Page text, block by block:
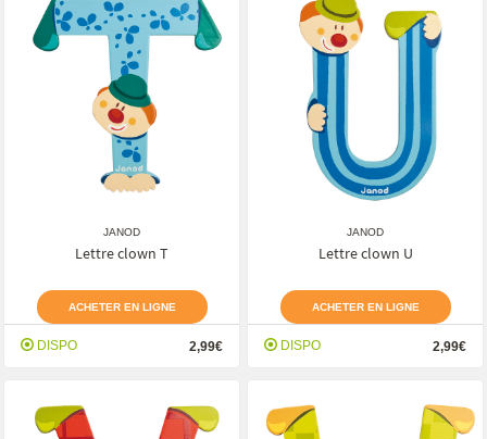
JANOD
Lettre clown T
ACHETER EN LIGNE
DISPO 2,99€
JANOD
Lettre clown U
ACHETER EN LIGNE
DISPO 2,99€